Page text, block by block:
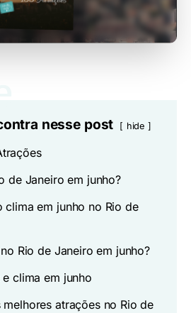
nesse post hide
de Janeiro em junho?
clima em junho no Rio de
Rio de Janeiro em junho?
clima em junho
melhores atrações no Rio de